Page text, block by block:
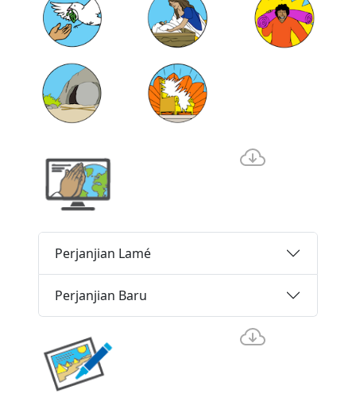
Perjanjian Lamé
Perjanjian Baru